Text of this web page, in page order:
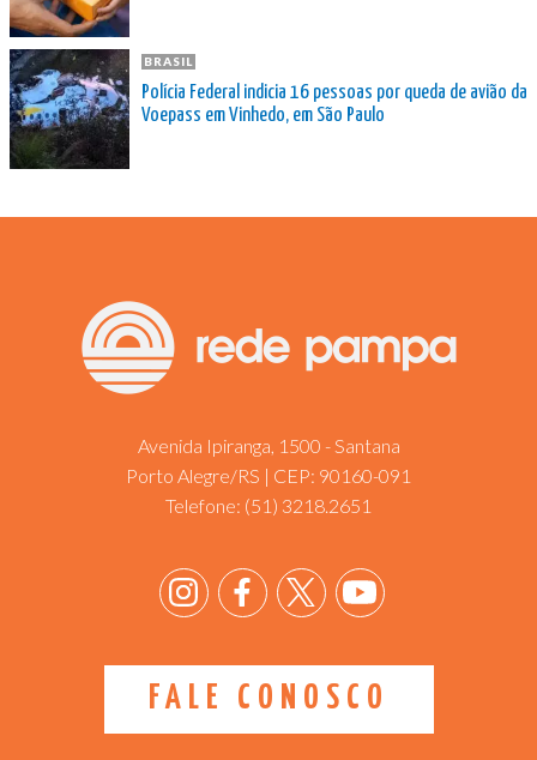
BRASIL
Polícia Federal indicia 16 pessoas por queda de avião da
Voepass em Vinhedo, em São Paulo
Avenida Ipiranga, 1500 - Santana
Porto Alegre/RS | CEP: 90160-091
Telefone: (51) 3218.2651
FALE CONOSCO